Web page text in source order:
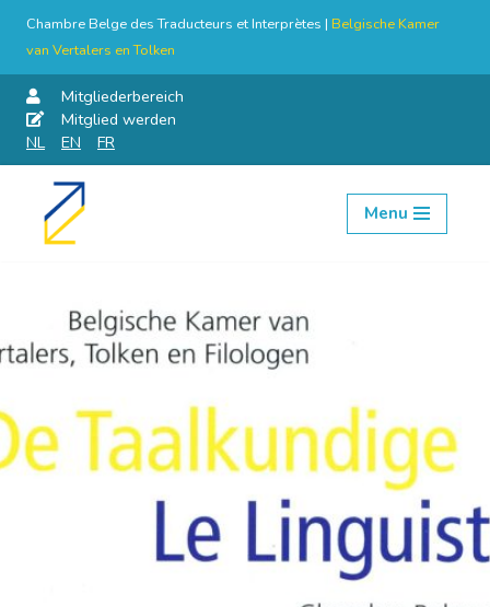
Chambre Belge des Traducteurs et Interprètes | Belgische Kamer
van Vertalers en Tolken
Mitgliederbereich
Mitglied werden
NL
EN FR
Skip
Menu